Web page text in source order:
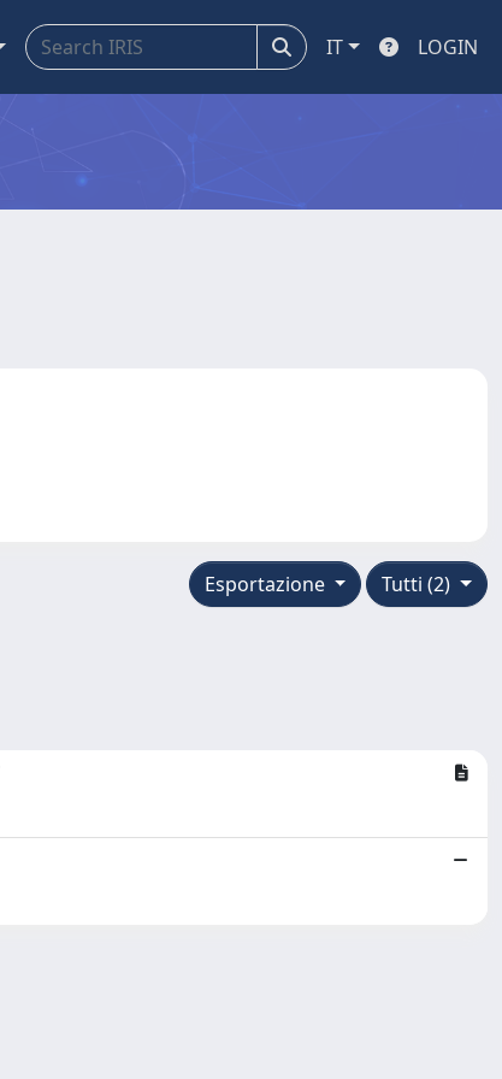
IT LOGIN
Tutti (2)
Esportazione